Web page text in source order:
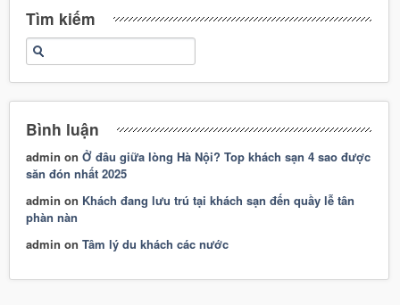
Tìm kiếm
Bình luận
admin onỞ đâu giữa lòng Hà Nội? Top khách sạn 4 sao được
săn đón nhất 2025
admin on Khách đang lưu trú tại khách sạn đến quầy lễ tân
phàn nàn
admin onTâm lý du khách các nước